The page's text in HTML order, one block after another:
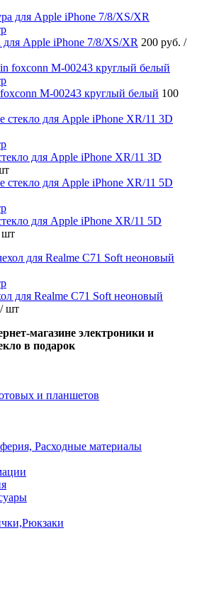
для Apple iPhone 7/8/XS/XR 200 руб. /
M-00243 круглый белый 100
для Apple iPhone XR/11 3D
для Apple iPhone XR/11 5D
шт
для Realme C71 Soft неоновый
/ шт
магазине электроники и
в подарок
и планшетов
Расходные материалы